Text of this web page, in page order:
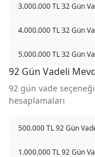
3.000.000 TL 32 Gün
4.000.000 TL 32 Gün
5.000.000 TL 32 Gün
92 Gün Vadeli
92 gün vade
hesaplamaları
500.000 TL 92 Gün
1.000.000 TL 92 Gün